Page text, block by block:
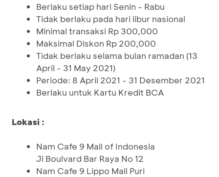
Berlaku setiap hari Senin - Rabu
Tidak berlaku pada hari libur nasional
Minimal transaksi Rp 300,000
Maksimal Diskon Rp 200,000
Tidak berlaku selama bulan ramadan (13
April - 31 May 2021)
Periode: 8 April 2021 - 31 Desember 2021
Berlaku untuk Kartu Kredit BCA
Lokasi :
Nam Cafe 9 Mall of Indonesia
Jl Boulvard Bar Raya No 12
Nam Cafe 9 Lippo Mall Puri